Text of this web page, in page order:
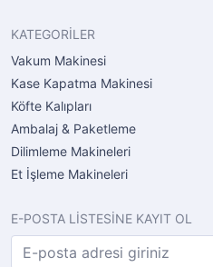
KATEGORİLER
Vakum Makinesi
Kase Kapatma Makinesi
Köfte Kalıpları
Ambalaj & Paketleme
Dilimleme Makineleri
Et İşleme Makineleri
E-POSTA LİSTESİNE KAYIT OL